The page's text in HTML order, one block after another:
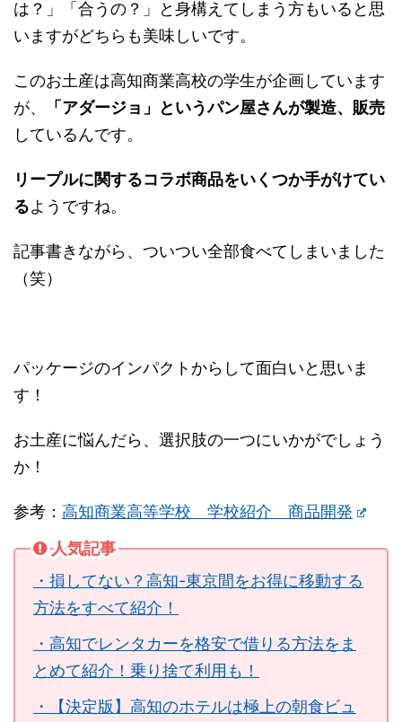
は？」「合うの？」と身構えてしまう方もいると思
いますがどちらも美味しいです。
このお土産は高知商業高校の学生が企画しています
が、
「アダージョ」というパン屋さんが製造、販売
しているんです。
リープルに関するコラボ商品をいくつか手がけてい
るようですね。
記事書きながら、ついつい全部食べてしまいました
（笑）
パッケージのインパクトからして面白いと思いま
す！
お土産に悩んだら、選択肢の一つにいかがでしょう
か！
参考： 高知商業高等学校 学校紹介 商品開発
人気記事
・損してない？高知-東京間をお得に移動する
方法をすべて紹介！
・高知でレンタカーを格安で借りる方法をま
とめて紹介！乗り捨て利用も！
・【決定版】高知のホテルは極上の朝食ビュ